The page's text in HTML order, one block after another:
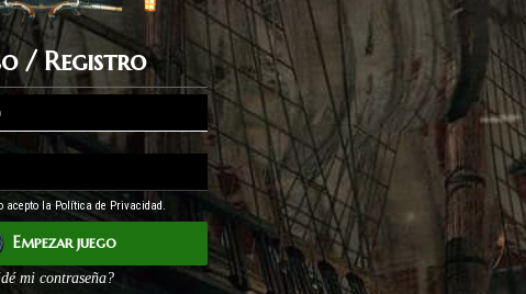
/ Registro
la Política de Privacidad.
Empezar juego
mi contraseña?